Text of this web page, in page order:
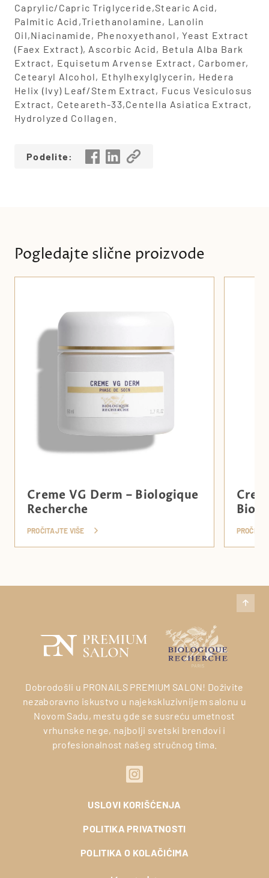
Caprylic/Capric Triglyceride,Stearic Acid,
Palmitic Acid,Triethanolamine, Lanolin
Oil,Niacinamide, Phenoxyethanol, Yeast Extract
(Faex Extract), Ascorbic Acid, Betula Alba Bark
Extract, Equisetum Arvense Extract, Carbomer,
Cetearyl Alcohol, Ethylhexylglycerin, Hedera
Helix (Ivy) Leaf/Stem Extract, Fucus Vesiculosus
Extract, Ceteareth-33,Centella Asiatica Extract,
Hydrolyzed Collagen.
Podelite:
Pogledajte slične proizvode
Creme VG Derm – Biologique
Recherche
PROČITAJTE VIŠE
Dobrodošli u PRONAILS PREMIUM SALON! Doživite
nezaboravno iskustvo u najekskluzivnijem salonu u
Novom Sadu, mestu gde se susreću umetnost
vrhunske nege, najbolji svetski brendovi i
profesionalnost našeg stručnog tima.
USLOVI KORIŠĆENJA
POLITIKA PRIVATNOSTI
POLITIKA O KOLAČIĆIMA